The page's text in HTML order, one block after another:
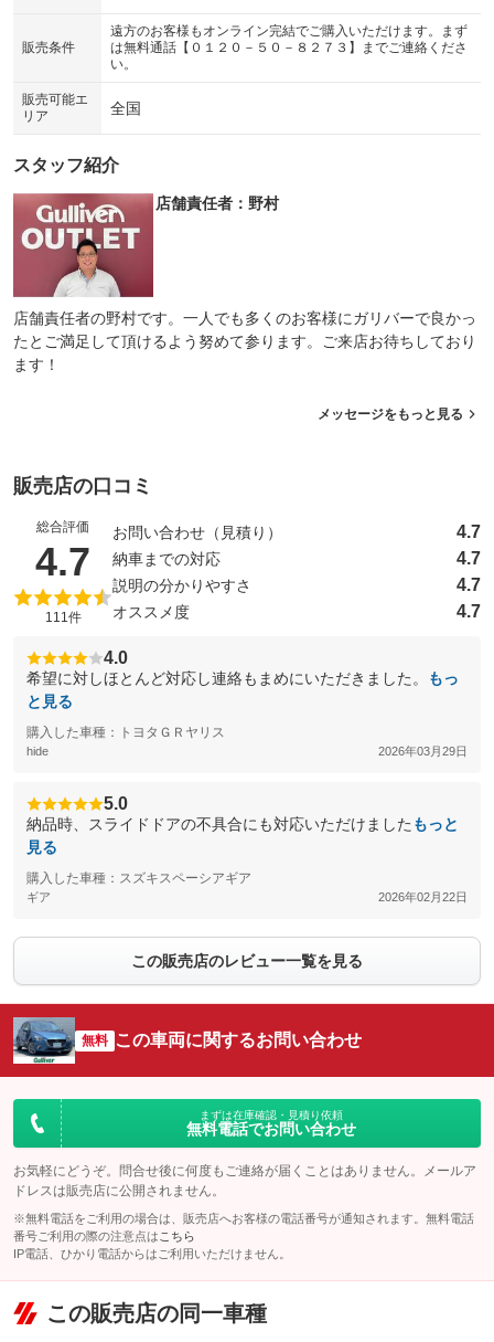
販売条件
遠方のお客様もオンライン完結でご購入いただけます。まず
は無料通話【０１２０－５０－８２７３】までご連絡くださ
い。
販売可能エ
リア
全国
スタッフ紹介
店舗責任者：野村
店舗責任者の野村です。一人でも多くのお客様にガリバーで良かっ
たとご満足して頂けるよう努めて参ります。ご来店お待ちしており
ます！
メッセージをもっと見る
販売店の口コミ
総合評価
4.7 （5点満点中）
111件
お問い合わせ（見積り） 4.7
納車までの対応 4.7
説明の分かりやすさ 4.7
オススメ度 4.7
4.0
希望に対しほとんど対応し連絡もまめにいただきました。
もっ
と見る
購入した車種：トヨタＧＲヤリス
hide 2026年03月29日
5.0
納品時、スライドドアの不具合にも対応いただけました もっと
見る
購入した車種：スズキスペーシアギア
ギア 2026年02月22日
この販売店のレビュー一覧を見る
無料 この車両に関するお問い合わせ
まずは在庫確認・見積り依頼
無料電話でお問い合わせ
お気軽にどうぞ。問合せ後に何度もご連絡が届くことはありません。メールア
ドレスは販売店に公開されません。
※無料電話をご利用の場合は、販売店へお客様の電話番号が通知されます。無料電話
番号ご利用の際の注意点は こちら
IP電話、ひかり電話からはご利用いただけません。
この販売店の同一車種